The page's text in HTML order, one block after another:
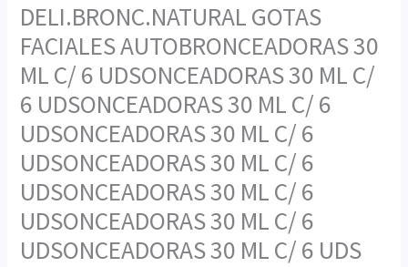
DELI.BRONC.NATURAL GOTAS
FACIALES AUTOBRONCEADORAS 30
ML C/ 6 UDSONCEADORAS 30 ML C/
6 UDSONCEADORAS 30 ML C/ 6
UDSONCEADORAS 30 ML C/ 6
UDSONCEADORAS 30 ML C/ 6
UDSONCEADORAS 30 ML C/ 6
UDSONCEADORAS 30 ML C/ 6
UDSONCEADORAS 30 ML C/ 6 UDS